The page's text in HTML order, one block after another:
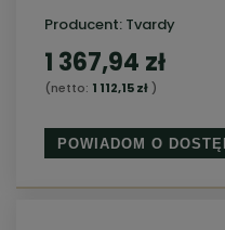
Producent: Tvardy
1 367,94 zł
(netto: 1 112,15 zł)
POWIADOM O